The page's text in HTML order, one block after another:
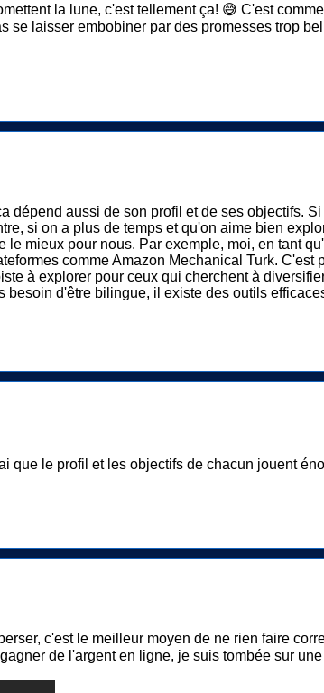
la lune, c'est tellement ça! 😅 C'est
se laisser embobiner par des promesses trop
aussi de son profil et de ses objectifs.
si on a plus de temps et qu'on aime bien
mieux pour nous. Par exemple, moi, en tant
comme Amazon Mechanical Turk.
à explorer pour ceux qui cherchent à
d'être bilingue, il existe des outils
que le profil et les objectifs de chacun jouent
c'est le meilleur moyen de ne rien faire
de l'argent en ligne, je suis tombée sur